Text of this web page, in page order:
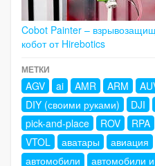
Cobot Painter –
кобот от Hirebotics
МЕТКИ
AGV ai AMR ARM
DIY (своими руками)
DJI
pick-and-place
ROV RPA
VTOL
аватары авиация
автомобили
автомобили